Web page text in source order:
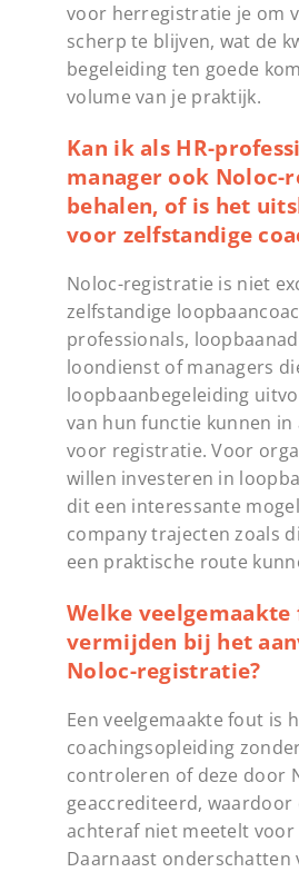
voor herregistratie je om
scherp te blijven, wat de
begeleiding ten goede
volume van je praktijk.
Kan ik als HR-
manager ook Noloc-
behalen, of is het
voor zelfstandige
Noloc-registratie is niet
zelfstandige
professionals,
loondienst of managers
loopbaanbegeleiding
van hun functie kunnen in
voor registratie. Voor
willen investeren in
dit een interessante
company trajecten zoals
een praktische route
Welke
vermijden bij het
Noloc-registratie?
Een veelgemaakte fout is
coachingsopleiding
controleren of deze door
geaccrediteerd, waardoor
achteraf niet meetelt
Daarnaast onderschatten